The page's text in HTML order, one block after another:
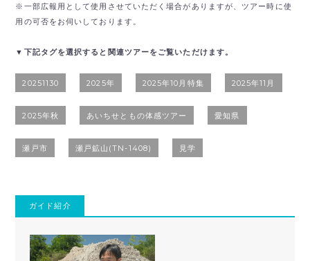
※一部広報用として使用させていただく場合がありますが、ツアー時に使
用の可否をお伺いしております。
▼下記タグを選択すると関連ツアーをご覧いただけます。
20251130 2025年 2025年10月特集 2025年11月
2025年秋 あいちせともの体感ツアー 愛知県
瀬戸市 瀬戸鉱山(TN-1408) 見学
ガイド紹介